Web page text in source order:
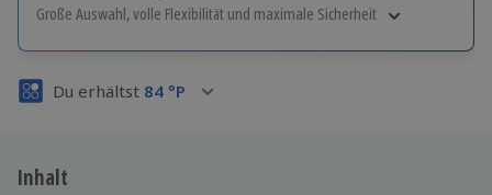
Große Auswahl, volle Flexibilität und maximale Sicherheit
Volle Flexibilität
3 Jahre gültig & verlängerbar.
Du erhältst 84 °P
Inhalt